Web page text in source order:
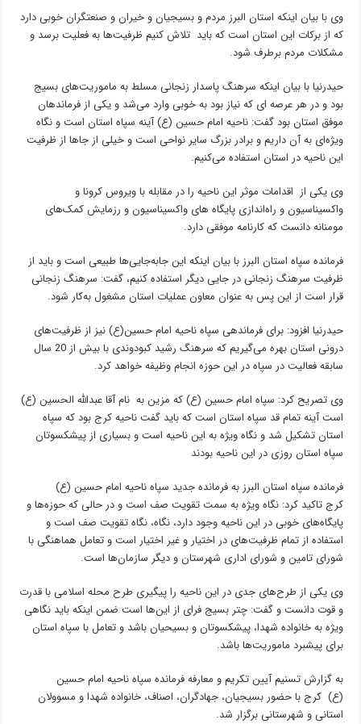
وی با بیان اینکه استان البرز مردم و بسیجیان و خیران و صنعتگران خوبی دارد
که از برکات این استان است که باید تلاش کنیم ظرفیت‌ها به فعلیت برسد و
مشکلات مردم برطرف شود.
حیدرنیا با بیان اینکه سرهنگ پاسدار زنجانی مسلط به ماموریت‌های بسیج
بود و در هر عرصه ای که نیاز بود به خوبی وارد می‌شد و یکی از فرماندهان
موفق استان بود گفت: ناحیه امام حسین (ع) آینه سپاه استان است و نگاه
ویژه‌ای به آن داریم و برادر بزرگ سایر نواحی است و خیلی از جاها از ظرفیت
این ناحیه در استان استفاده می‌کنیم.
وی یکی از اقدامات موثر این ناحیه را در مقابله با ویروس کرونا و
واکسیناسیون و راه‌اندازی پایگاه های واکسیناسیون و رزمایش کمک‌های
مومنانه دانست که کارنامه موفقی دارد.
فرمانده سپاه استان البرز با بیان اینکه این جابه‌جایی‌ها طبیعی است و باید از
ظرفیت سرهنگ زنجانی در جایی دیگر استفاده کنیم، گفت: سرهنگ زنجانی
قرار است از این پس به عنوان معاون عملیات استان مشغول به‌کار شود.
حیدرنیا افزود: برای فرماندهی سپاه ناحیه امام حسین(ع) نیز از ظرفیت‌های
درونی استان بهره می‌گیریم که سرهنگ رشید کبودوندی با بیش از 20 سال
سابقه فعالیت در سپاه در این حوزه انجام وظیفه خواهد کرد.
وی تصریح کرد: سپاه امام حسین (ع) که مزین به نام آقا عبدالله الحسین (ع)
است آینه تمام قد سپاه استان است که باید گفت ناحیه کرج بود که سپاه
استان تشکیل شد و نگاه ویژه به این ناحیه است و بسیاری از پیشکسوتان
سپاه استان روزی در این ناحیه بودند
فرمانده سپاه استان البرز به فرمانده جدید سپاه ناحیه امام حسین (ع)
کرج تاکید کرد: نگاه ویژه به سمت تقویت صف است و در حالی که حوزه‌ها و
پایگاه‌های خوبی در این ناحیه وجود دارد، نگاه، نگاه تقویت صف است و
استفاده از تمام ظرفیت‌های در اختیار و غیر اختیار است و تعامل هماهنگی با
شورای تامین و شورای اداری شهرستان و دیگر سازمان‌ها است.
وی یکی از طرح‌های جدی در این ناحیه را پیگیری طرح محله اسلامی با قدرت
و قوت دانست و گفت: چتر بسیج فرای از این‌ها است ضمن اینکه باید نگاهی
ویژه به خانواده شهدا، پیشکسوتان و بسیحیان باشد و تعامل با سپاه استان
برای پیشبرد ماموریت‌ها باشد.
به گزارش تسنیم آیین تکریم و معارفه فرمانده سپاه ناحیه امام حسین
(ع) کرج با حضور بسیجیان، جهادگران، اصناف، خانواده شهدا و مسوولان
استانی و شهرستانی برگزار شد.